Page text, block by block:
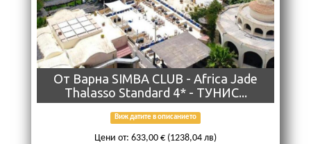
Oт Варна SIMBA CLUB - Africa Jade
Thalasso Standard 4* - ТУНИС...
Виж датите в описанието
Цени от: 633,00 € (1238,04 лв)